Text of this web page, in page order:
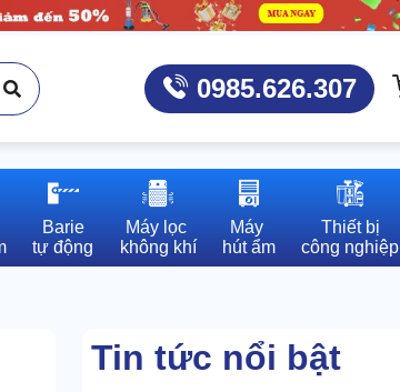
0985.626.307
Barie
tự động
Máy lọc
không khí
Máy
hút ẩm
Thiết bị
công nghiệp
Tin tức nổi bật